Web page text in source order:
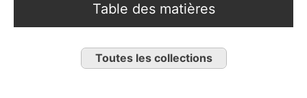
Table des matières
Toutes les collections